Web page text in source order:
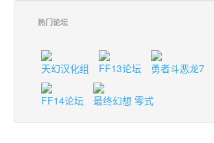
热门论坛
天幻汉化组 FF13论坛 勇者斗恶龙7
FF14论坛 最终幻想 零式